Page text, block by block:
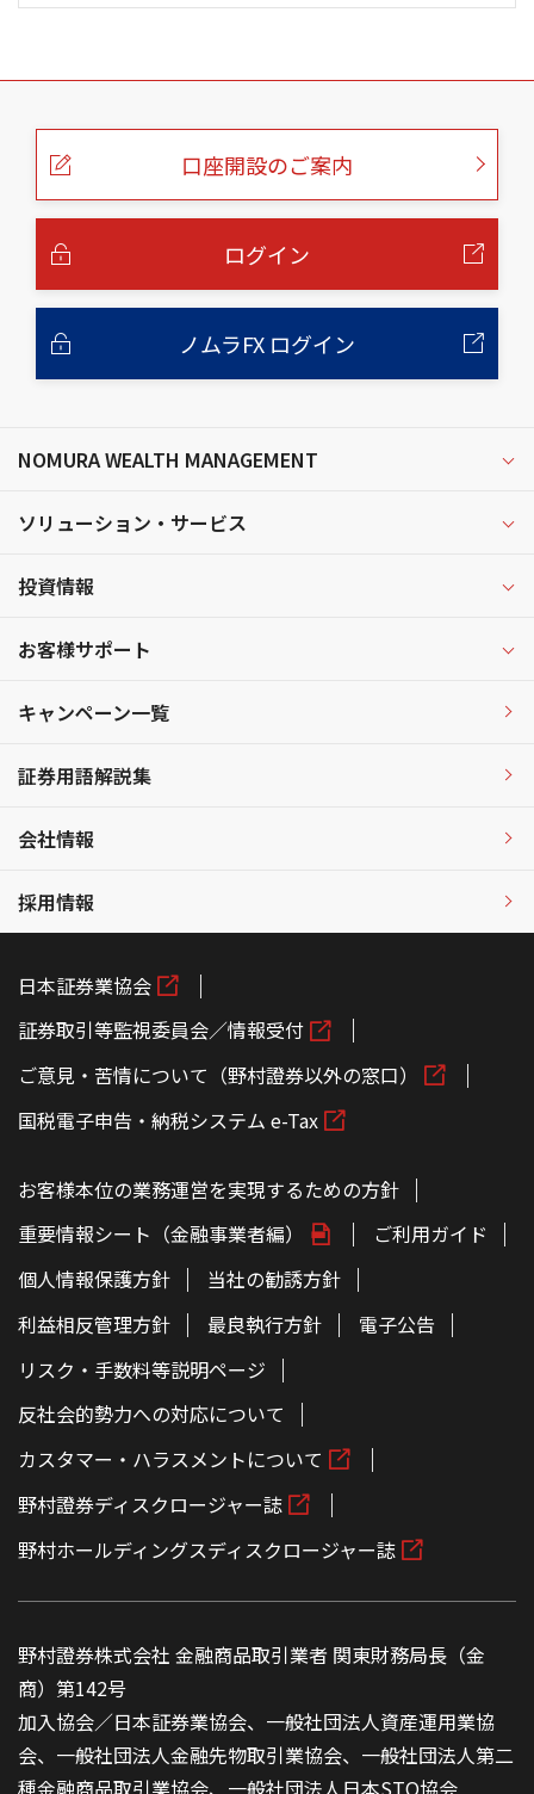
こ
口座開設のご案内
ログイン
ノムラFX ログイン
NOMURA WEALTH MANAGEMENT
ソリューション・サービス
投資情報
お客様サポート
キャンペーン一覧
証券用語解説集
会社情報
採用情報
日本証券業協会
証券取引等監視委員会／情報受付
ご意見・苦情について（野村證券以外の窓口）
国税電子申告・納税システム e-Tax
お客様本位の業務運営を実現するための方針
重要情報シート（金融事業者編）
ご利用ガイド
個人情報保護方針
当社の勧誘方針
利益相反管理方針
最良執行方針
電子公告
リスク・手数料等説明ページ
反社会的勢力への対応について
カスタマー・ハラスメントについて
野村證券ディスクロージャー誌
野村ホールディングスディスクロージャー誌
野村證券株式会社 金融商品取引業者 関東財務局長（金
商）第142号
加入協会／日本証券業協会、一般社団法人資産運用業協
会、一般社団法人金融先物取引業協会、一般社団法人第二